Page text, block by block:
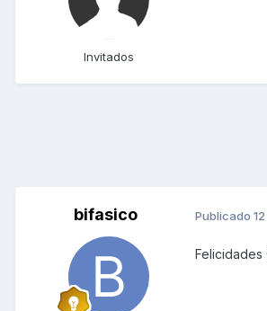
Invitados
bifasico Publicado
Felicidades